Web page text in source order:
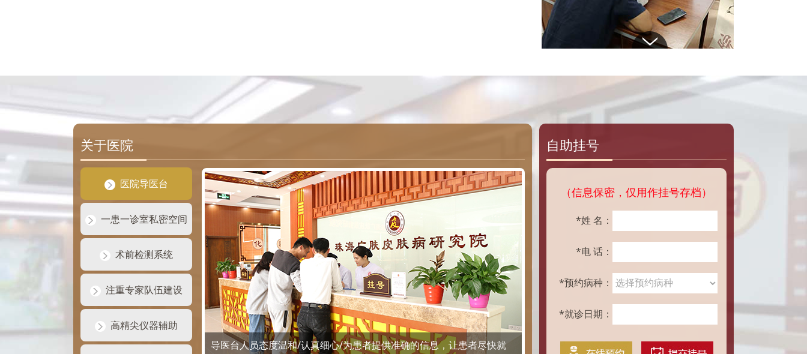
关于医院
医院导医台
一患一诊室私密空间
术前检测系统
注重专家队伍建设
高精尖仪器辅助
导医台人员态度温和/认真细心/为患者提供准确的信息，让患者尽快就
自助挂号
（信息保密，仅用作挂号存档）
*姓 名：
*电 话：
*预约病种：
*就诊日期：